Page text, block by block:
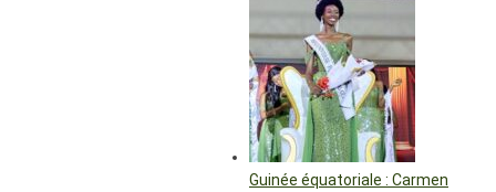
Guinée équatoriale : Carmen